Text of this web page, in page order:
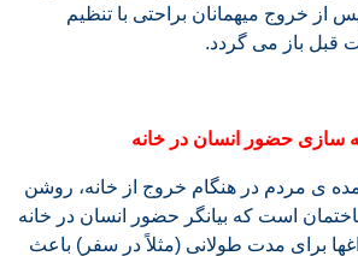
از خروج میهمانان براحتی با تنظیم
قبل باز می گردد.
ی مردم در هنگام خروج از خانه، روشن
است که بیانگر حضور انسان در خانه
برای مدت طولانی (مثلاً در سفر) باعث